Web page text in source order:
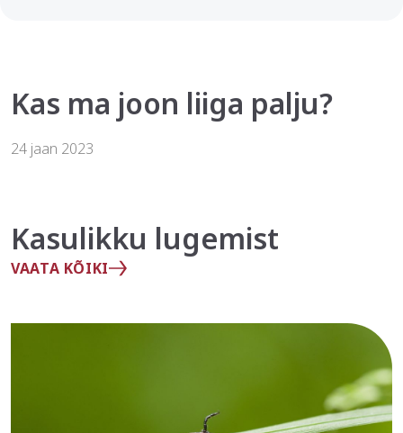
Kas ma joon liiga palju?
24 jaan 2023
Kasulikku lugemist
VAATA KÕIKI